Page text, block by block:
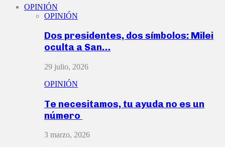
OPINIÓN
OPINIÓN
Dos presidentes, dos símbolos: Milei
oculta a San…
29 julio, 2026
OPINIÓN
Te necesitamos, tu ayuda no es un
número
3 marzo, 2026